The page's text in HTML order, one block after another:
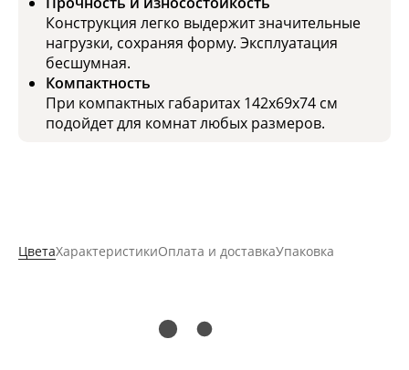
Конструкция легко выдержит значительные
нагрузки, сохраняя форму. Эксплуатация
бесшумная.
Компактность
При компактных габаритах 142х69х74 см
подойдет для комнат любых размеров.
ЦветаХарактеристикиОплата и доставкаУпаковка